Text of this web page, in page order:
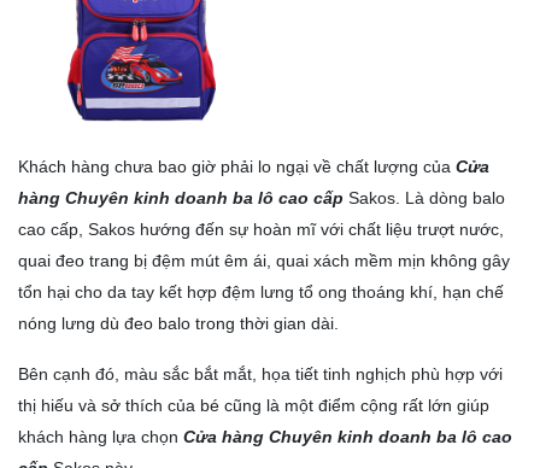
Khách hàng chưa bao giờ phải lo ngại về chất lượng của Cửa
hàng Chuyên kinh doanh ba lô cao cấp Sakos. Là dòng balo
cao cấp, Sakos hướng đến sự hoàn mĩ với chất liệu trượt nước,
quai đeo trang bị đệm mút êm ái, quai xách mềm mịn không gây
tổn hại cho da tay kết hợp đệm lưng tổ ong thoáng khí, hạn chế
nóng lưng dù đeo balo trong thời gian dài.
Bên cạnh đó, màu sắc bắt mắt, họa tiết tinh nghịch phù hợp với
thị hiếu và sở thích của bé cũng là một điểm cộng rất lớn giúp
khách hàng lựa chọn Cửa hàng Chuyên kinh doanh ba lô cao